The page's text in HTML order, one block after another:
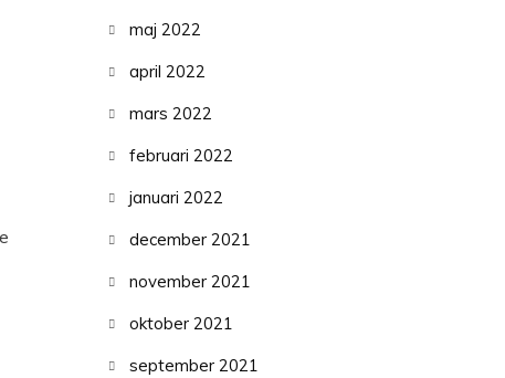
maj 2022
april 2022
mars 2022
februari 2022
januari 2022
december 2021
november 2021
oktober 2021
september 2021